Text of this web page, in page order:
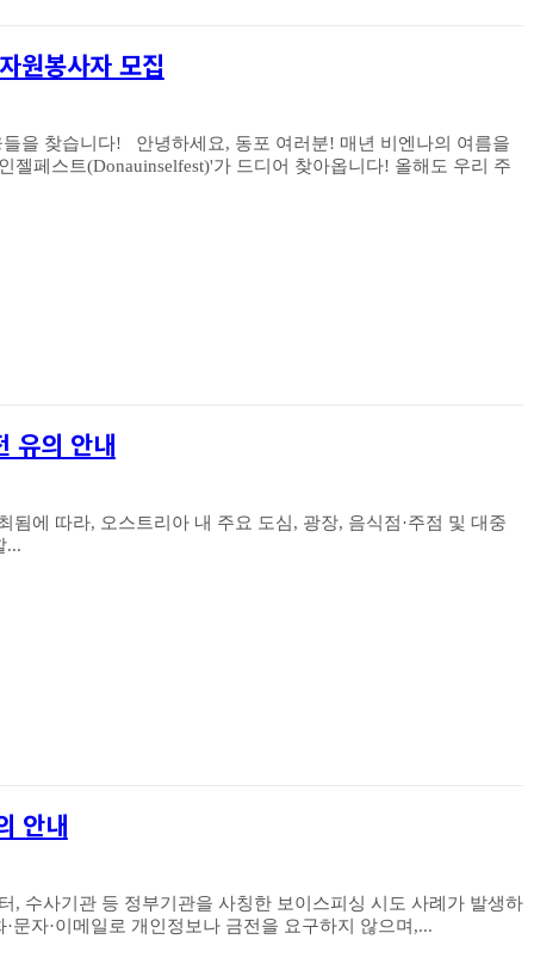
원봉사자 모집
분! 매년 비엔나의 여름을
(Donauinselfest)'가 드디어 찾아옵니다! 올해도 우리 주
유의 안내
됨에 따라, 오스트리아 내 주요 도심, 광장, 음식점·주점 및 대중
...
안내
, 수사기관 등 정부기관을 사칭한 보이스피싱 시도 사례가 발생하
요합니다. 정부기관은 전화·문자·이메일로 개인정보나 금전을 요구하지 않으며,...